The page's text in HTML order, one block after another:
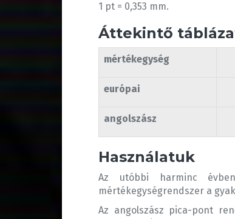
1 pt = 0,353 mm.
Áttekintő
mértékegység
európai
angolszász
Használatuk
Az utóbbi harminc
mértékegységrendszer a
Az angolszász pica-pont